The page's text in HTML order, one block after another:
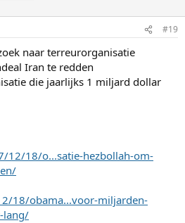
#19
naar terreurorganisatie
Iran te redden
die jaarlijks 1 miljard dollar
18/o...satie-hezbollah-om-
18/obama...voor-miljarden-
lang/